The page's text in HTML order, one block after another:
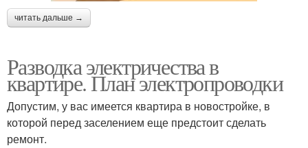
читать дальше →
Разводка электричества в
квартире. План электропроводки
Допустим, у вас имеется квартира в новостройке, в
которой перед заселением еще предстоит сделать
ремонт.